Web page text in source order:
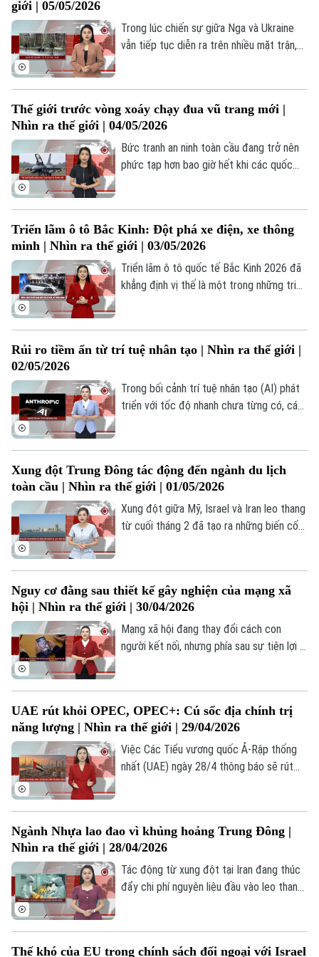
Theo dõi Hà Nội On
Liên hệ đường dây nóng (bấm để gọi)
Tòa soạn
0865.116.699 (hotline)
Tòa soạn
tiên phong của khoa học và công nghệ,
trong đó có việc đẩy nhanh phát triển
giới | 05/05/2026
Trong lúc chiến sự giữa Nga và Ukraine
vẫn tiếp tục diễn ra trên nhiều mặt trận,
đề cho giải ngũ đối với những binh sĩ phục
vụ lâu nhất. Phần lớn binh sĩ gia nhập quân
đội kể từ năm 2022 hiện không có thời
hạn phục vụ cố định.
Thế giới trước vòng xoáy chạy đua vũ trang mới |
Nhìn ra thế giới | 04/05/2026
Bức tranh an ninh toàn cầu đang trở nên
phức tạp hơn bao giờ hết khi các quốc
còn là chỉ dấu rõ ràng về một thế giới
dường như đang kém an toàn hơn, nơi các
quốc gia cảm thấy cần phải “vũ trang”
nhiều hơn để tự đảm bảo an ninh.
Triển lãm ô tô Bắc Kinh: Đột phá xe điện, xe thông
minh | Nhìn ra thế giới | 03/05/2026
Triển lãm ô tô quốc tế Bắc Kinh 2026 đã
khẳng định vị thế là một trong những triển
thị trường toàn cầu. Năm nay, trọng tâm
phẩm mà ở chiều sâu công nghệ với đột
phá trong trí tuệ nhân tạo, pin và hệ thống
Rủi ro tiềm ẩn từ trí tuệ nhân tạo | Nhìn ra thế giới |
02/05/2026
Trong bối cảnh trí tuệ nhân tạo (AI) phát
triển với tốc độ nhanh chưa từng có, các
tài chính toàn cầu. Trong khi các ý kiến
phản đối cho rằng việc quản lý AI sẽ kìm
hãm tiến bộ, thực tế lại cho thấy việc
phát triển công nghệ này mà thiếu kiểm
Xung đột Trung Đông tác động đến ngành du lịch
toàn cầu | Nhìn ra thế giới | 01/05/2026
Xung đột giữa Mỹ, Israel và Iran leo thang
từ cuối tháng 2 đã tạo ra những biến cố
đang trong quá trình chuyển đổi mạnh mẽ
những năm gần đây, chịu ảnh hưởng ngay
lập tức và rõ ràng nhất.
Nguy cơ đằng sau thiết kế gây nghiện của mạng xã
hội | Nhìn ra thế giới | 30/04/2026
Mạng xã hội đang thay đổi cách con
người kết nối, nhưng phía sau sự tiện lợi là
này đang trở thành tâm điểm tranh luận
toàn cầu về công nghệ số.
UAE rút khỏi OPEC, OPEC+: Cú sốc địa chính trị
năng lượng | Nhìn ra thế giới | 29/04/2026
Việc Các Tiểu vương quốc Ả-Rập thống
nhất (UAE) ngày 28/4 thông báo sẽ rút
toàn cầu. Sự rút lui của một trong những
nhà sản xuất lớn nhất trong khối không chỉ
làm suy yếu cấu trúc nội tại của tổ chức,
mà còn đặt ra câu hỏi về tương lai của cơ
Ngành Nhựa lao đao vì khủng hoảng Trung Đông |
Nhìn ra thế giới | 28/04/2026
Tác động từ xung đột tại Iran đang thúc
đẩy chi phí nguyên liệu đầu vào leo thang.
Thế khó của EU trong chính sách đối ngoại với Israel